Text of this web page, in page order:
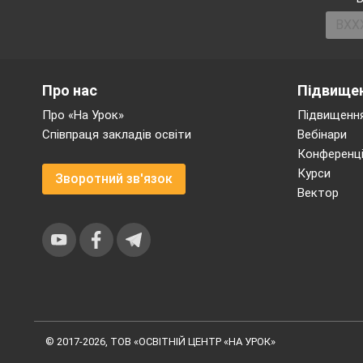
Підвищення
Вебінари
Курси
Вектор
Про нас
Про «На Урок»
Співпраця закладів освіти
Зворотний зв'язок
© 2017-2026, ТОВ «ОСВІТНІЙ ЦЕНТР «НА УРОК»